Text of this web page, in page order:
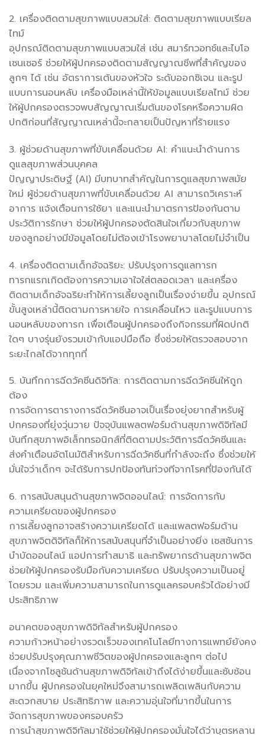
2. เครื่องติดตามสุขภาพแบบสวมใส่: ติดตามสุขภาพแบบเรียล
ไทม์
อุปกรณ์ติดตามสุขภาพแบบสวมใส่ เช่น สมาร์ทวอทช์และไบโอ
เซนเซอร์ ช่วยให้ผู้ปกครองติดตามสัญญาณชีพที่สำคัญของ
ลูกๆ ได้ เช่น อัตราการเต้นของหัวใจ ระดับออกซิเจน และรูป
แบบการนอนหลับ เครื่องมือเหล่านี้ให้ข้อมูลแบบเรียลไทม์ ช่วย
ให้ผู้ปกครองตรวจพบสัญญาณเริ่มต้นของโรคหรือความผิด
ปกติก่อนที่สัญญาณเหล่านี้จะกลายเป็นปัญหาที่ร้ายแรง
3. ผู้ช่วยด้านสุขภาพที่ขับเคลื่อนด้วย AI: คำแนะนำด้านการ
ดูแลสุขภาพส่วนบุคคล
ปัญญาประดิษฐ์ (AI) มีบทบาทสำคัญในการดูแลสุขภาพสมัย
ใหม่ ผู้ช่วยด้านสุขภาพที่ขับเคลื่อนด้วย AI สามารถวิเคราะห์
อาการ แจ้งเตือนการใช้ยา และแนะนำมาตรการป้องกันตาม
ประวัติการรักษา ช่วยให้ผู้ปกครองตัดสินใจเกี่ยวกับสุขภาพ
ของลูกอย่างมีข้อมูลโดยไม่ต้องเข้าโรงพยาบาลโดยไม่จำเป็น
4. เครื่องติดตามเด็กอัจฉริยะ: ปรับปรุงการดูแลทารก
ทารกแรกเกิดต้องการความเอาใจใส่ตลอดเวลา และเครื่อง
ติดตามเด็กอัจฉริยะทำให้การเลี้ยงลูกเป็นเรื่องง่ายขึ้น อุปกรณ์
ขั้นสูงเหล่านี้ติดตามการหายใจ การเคลื่อนไหว และรูปแบบการ
นอนหลับของทารก เพื่อเตือนผู้ปกครองถึงกิจกรรมที่ผิดปกติ
ใดๆ บางรุ่นยังรวมเข้ากับแอปมือถือ ซึ่งช่วยให้ตรวจสอบจาก
ระยะไกลได้จากทุกที่
5. บันทึกการฉีดวัคซีนดิจิทัล: การติดตามการฉีดวัคซีนให้ถูก
ต้อง
การจัดการตารางการฉีดวัคซีนอาจเป็นเรื่องยุ่งยากสำหรับผู้
ปกครองที่ยุ่งวุ่นวาย ปัจจุบันแพลตฟอร์มด้านสุขภาพดิจิทัลมี
บันทึกสุขภาพอิเล็กทรอนิกส์ที่ติดตามประวัติการฉีดวัคซีนและ
ส่งคำเตือนอัตโนมัติสำหรับการฉีดวัคซีนที่กำลังจะถึง ซึ่งช่วยให้
มั่นใจว่าเด็กๆ จะได้รับการปกป้องทันท่วงทีจากโรคที่ป้องกันได้
6. การสนับสนุนด้านสุขภาพจิตออนไลน์: การจัดการกับ
ความเครียดของผู้ปกครอง
การเลี้ยงลูกอาจสร้างความเครียดได้ และแพลตฟอร์มด้าน
สุขภาพจิตดิจิทัลก็ให้การสนับสนุนที่จำเป็นอย่างยิ่ง เซสชันการ
บำบัดออนไลน์ แอปการทำสมาธิ และทรัพยากรด้านสุขภาพจิต
ช่วยให้ผู้ปกครองรับมือกับความเครียด ปรับปรุงความเป็นอยู่
โดยรวม และเพิ่มความสามารถในการดูแลครอบครัวได้อย่างมี
ประสิทธิภาพ
อนาคตของสุขภาพดิจิทัลสำหรับผู้ปกครอง
ความก้าวหน้าอย่างรวดเร็วของเทคโนโลยีทางการแพทย์ยังคง
ช่วยปรับปรุงคุณภาพชีวิตของผู้ปกครองและลูกๆ ต่อไป
เนื่องจากโซลูชันด้านสุขภาพดิจิทัลเข้าถึงได้ง่ายขึ้นและซับซ้อน
มากขึ้น ผู้ปกครองในยุคใหม่จึงสามารถเพลิดเพลินกับความ
สะดวกสบาย ประสิทธิภาพ และความอุ่นใจที่มากขึ้นในการ
จัดการสุขภาพของครอบครัว
การนำสุขภาพดิจิทัลมาใช้ช่วยให้ผู้ปกครองมั่นใจได้ว่าบุตรหลาน